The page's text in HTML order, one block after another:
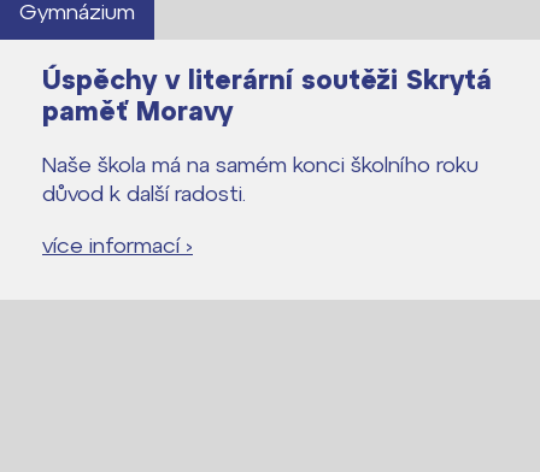
Gymnázium
Úspěchy v literární soutěži Skrytá
paměť Moravy
Naše škola má na samém konci školního roku
důvod k další radosti.
více informací ›